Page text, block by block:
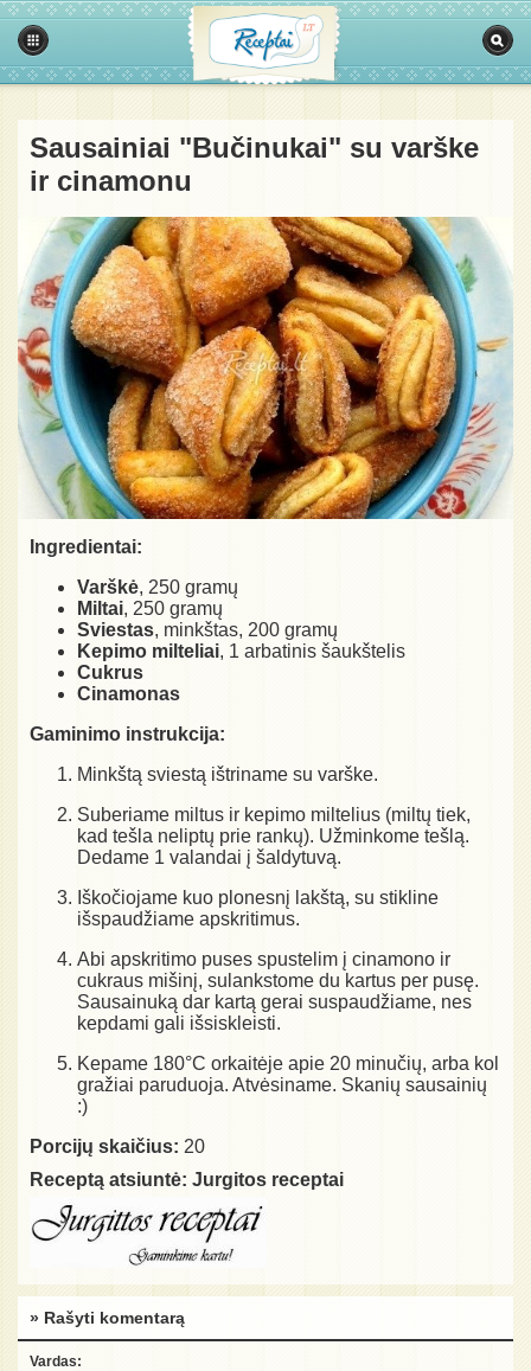
Sausainiai "Bučinukai" su varške
ir cinamonu
Ingredientai:
Varškė, 250 gramų
Miltai, 250 gramų
Sviestas, minkštas, 200 gramų
Kepimo milteliai, 1 arbatinis šaukštelis
Cukrus
Cinamonas
Gaminimo instrukcija:
Minkštą sviestą ištriname su varške.
Suberiame miltus ir kepimo miltelius (miltų tiek,
kad tešla neliptų prie rankų). Užminkome tešlą.
Dedame 1 valandai į šaldytuvą.
Iškočiojame kuo plonesnį lakštą, su stikline
išspaudžiame apskritimus.
Abi apskritimo puses spustelim į cinamono ir
cukraus mišinį, sulankstome du kartus per pusę.
Sausainuką dar kartą gerai suspaudžiame, nes
kepdami gali išsiskleisti.
Kepame 180°C orkaitėje apie 20 minučių, arba kol
gražiai paruduoja. Atvėsiname. Skanių sausainių
:)
Porcijų skaičius: 20
Receptą atsiuntė: Jurgitos receptai
» Rašyti komentarą
Vardas: